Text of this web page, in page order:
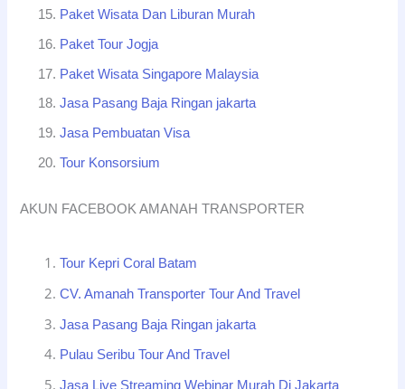
Paket Wisata Dan Liburan Murah
Paket Tour Jogja
Paket Wisata Singapore Malaysia
Jasa Pasang Baja Ringan jakarta
Jasa Pembuatan Visa
Tour Konsorsium
AKUN FACEBOOK AMANAH TRANSPORTER
Tour Kepri Coral Batam
CV. Amanah Transporter Tour And Travel
Jasa Pasang Baja Ringan jakarta
Pulau Seribu Tour And Travel
Jasa Live Streaming Webinar Murah Di Jakarta